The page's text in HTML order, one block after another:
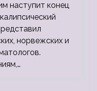
наступит конец
норвежских и